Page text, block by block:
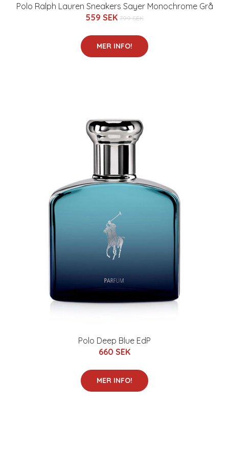
Polo Ralph Lauren Sneakers Sayer Monochrome Grå
559 SEK 799 SEK
MER INFO!
Polo Deep Blue EdP
660 SEK
MER INFO!